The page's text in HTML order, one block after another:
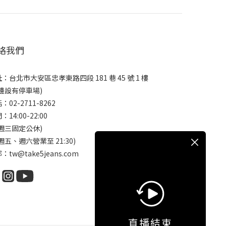
我們
台北市大安區忠孝東路四段 181 巷 45 號 1 樓
設有停車場)
：02-2711-8262
：14:00-22:00
三固定公休)
五、週六營業至 21:30)
：tw@take5jeans.com
直播結束